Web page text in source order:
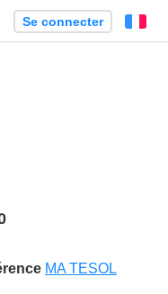
Se connecter
MA TESOL